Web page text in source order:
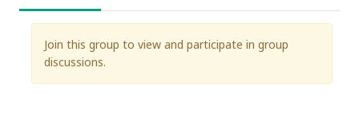
Join this group to view and participate in group
discussions.